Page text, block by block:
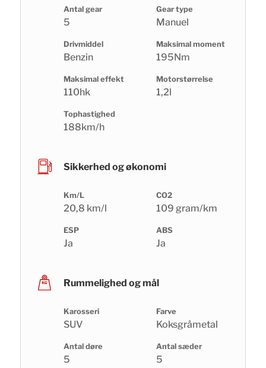
Antal gear
5
Gear type
Manuel
Drivmiddel
Benzin
Maksimal moment
195Nm
Maksimal effekt
110hk
Motorstørrelse
1,2l
Tophastighed
188km/h
Sikkerhed og økonomi
Km/L
20,8 km/l
CO2
109 gram/km
ESP
Ja
ABS
Ja
Rummelighed og mål
Karosseri
SUV
Farve
Koksgråmetal
Antal døre
5
Antal sæder
5